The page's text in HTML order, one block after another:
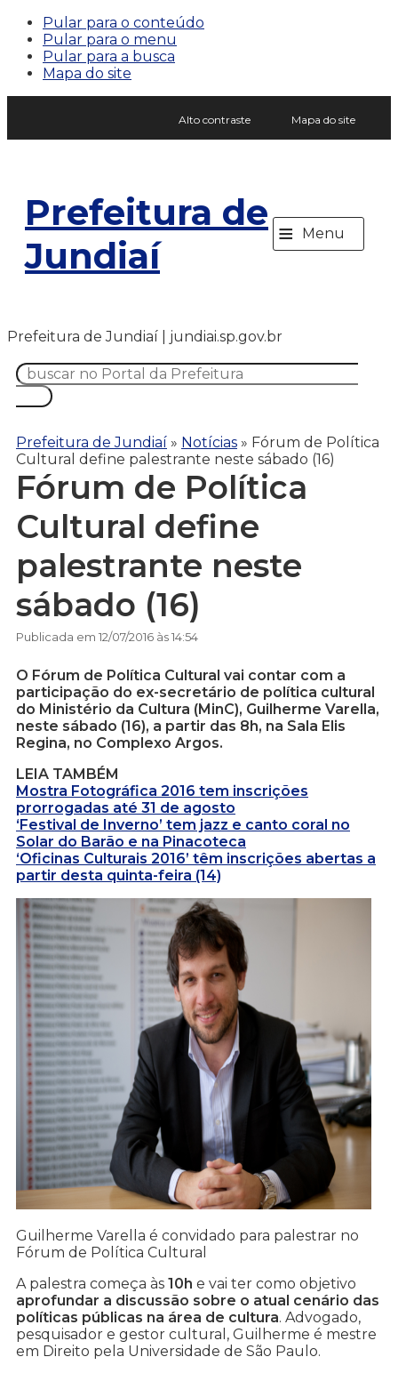
Pular para o conteúdo
Pular para o menu
Pular para a busca
Mapa do site
Alto contraste Mapa do site
Prefeitura de
Jundiaí
≡ Menu
Prefeitura de Jundiaí | jundiai.sp.gov.br
Prefeitura de Jundiaí » Notícias » Fórum de Política
Cultural define palestrante neste sábado (16)
Fórum de Política
Cultural define
palestrante neste
sábado (16)
Publicada em 12/07/2016 às 14:54
O Fórum de Política Cultural vai contar com a
participação do ex-secretário de política cultural
do Ministério da Cultura (MinC), Guilherme Varella,
neste sábado (16), a partir das 8h, na Sala Elis
Regina, no Complexo Argos.
LEIA TAMBÉM
Mostra Fotográfica 2016 tem inscrições
prorrogadas até 31 de agosto
‘Festival de Inverno’ tem jazz e canto coral no
Solar do Barão e na Pinacoteca
‘Oficinas Culturais 2016’ têm inscrições abertas a
partir desta quinta-feira (14)
Guilherme Varella é convidado para palestrar no
Fórum de Política Cultural
A palestra começa às 10h e vai ter como objetivo
aprofundar a discussão sobre o atual cenário das
políticas públicas na área de cultura. Advogado,
pesquisador e gestor cultural, Guilherme é mestre
em Direito pela Universidade de São Paulo.